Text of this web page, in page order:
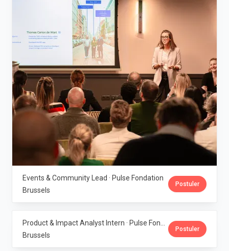
Events & Community Lead · Pulse Fondation
Brussels
Postuler
Brussels
Postuler